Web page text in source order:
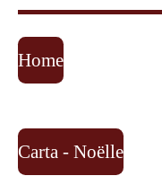
Home
Carta - Noëlle